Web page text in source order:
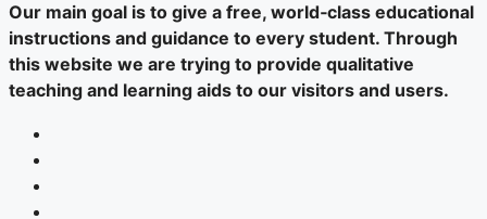
Our main goal is to give a free, world‑class educational
instructions and guidance to every student. Through
this website we are trying to provide qualitative
teaching and learning aids to our visitors and users.